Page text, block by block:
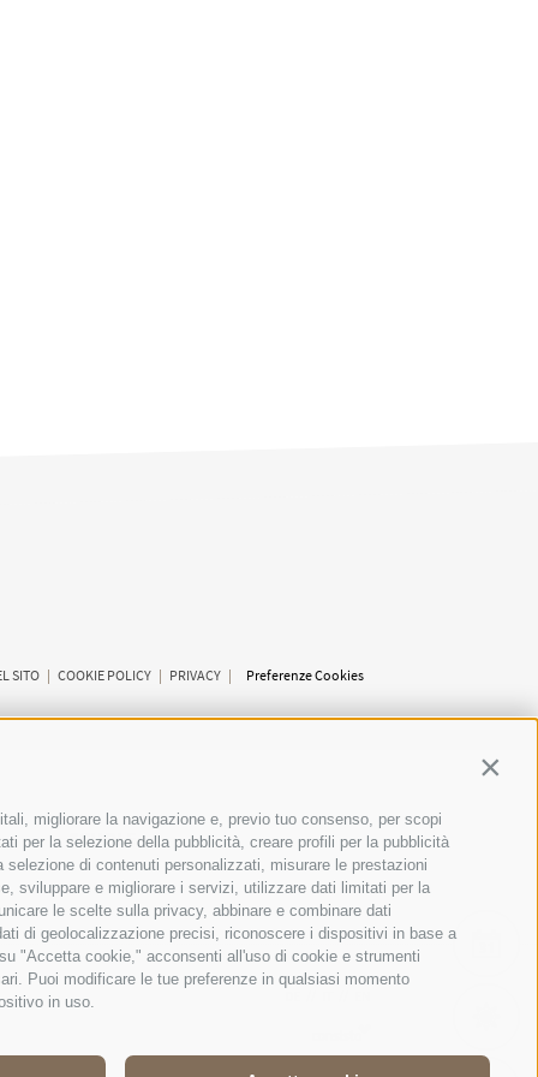
migliorare la navigazione e, previo tuo consenso, per scopi
per la selezione della pubblicità, creare profili per la pubblicità
di contenuti personalizzati, misurare le prestazioni
sviluppare e migliorare i servizi, utilizzare dati limitati per la
le scelte sulla privacy, abbinare e combinare dati
di geolocalizzazione precisi, riconoscere i dispositivi in base a
"Accetta cookie," acconsenti all'uso di cookie e strumenti
Puoi modificare le tue preferenze in qualsiasi momento
in uso.
SITO | COOKIE POLICY | PRIVACY | Preferenze Cookies
SCUOLE